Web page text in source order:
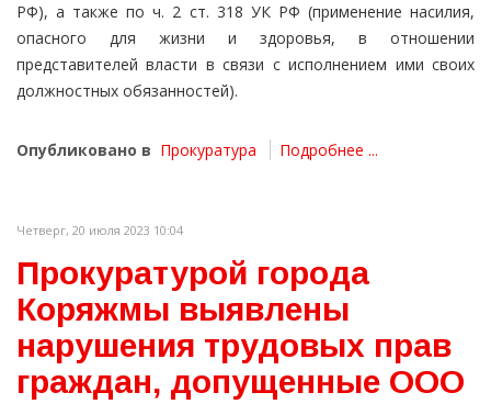
РФ), а также по ч. 2 ст. 318 УК РФ (применение насилия,
опасного для жизни и здоровья, в отношении
представителей власти в связи с исполнением ими своих
должностных обязанностей).
Опубликовано в Прокуратура Подробнее ...
Четверг, 20 июля 2023 10:04
Прокуратурой города
Коряжмы выявлены
нарушения трудовых прав
граждан, допущенные ООО